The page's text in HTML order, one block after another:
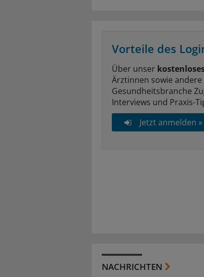
Vorteile des
Über unser
Ärztinnen sowie
Gesundheitsbranche
Interviews und Praxis-
Jetzt anmelden »
NACHRICHTEN